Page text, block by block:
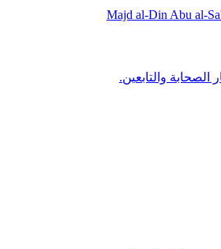
Majd al-Din Abu al-
والتابعين.